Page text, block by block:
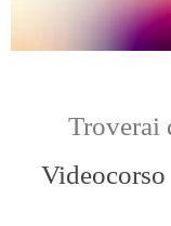
Troverai